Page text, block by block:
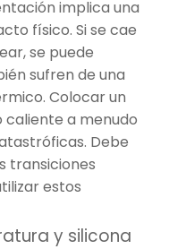
implica una
físico. Si se cae
se puede
sufren de una
Colocar un
caliente a menudo
Debe
transiciones
estos
y silicona